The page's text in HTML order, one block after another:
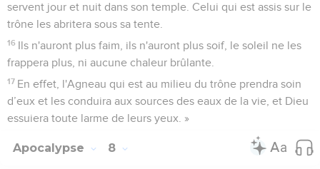
servent jour et nuit dans son temple. Celui qui est assis sur le
trône les abritera sous sa tente.
16 Ils n'auront plus faim, ils n'auront plus soif, le soleil ne les
frappera plus, ni aucune chaleur brûlante.
17 En effet, l'Agneau qui est au milieu du trône prendra soin
d’eux et les conduira aux sources des eaux de la vie, et Dieu
essuiera toute larme de leurs yeux. »
Apocalypse 8